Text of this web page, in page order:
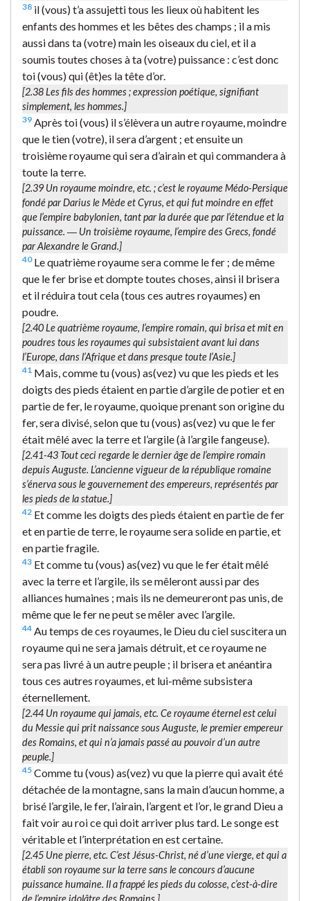
38 il (vous) t’a assujetti tous les lieux où habitent les
enfants des hommes et les bêtes des champs ; il a mis
aussi dans ta (votre) main les oiseaux du ciel, et il a
soumis toutes choses à ta (votre) puissance : c’est donc
toi (vous) qui (êt)es la tête d’or.
[2.38Les fils des hommes; expression poétique, signifiant
simplement, les hommes.]
39 Après toi (vous) il s’élèvera un autre royaume, moindre
que le tien (votre), il sera d’argent ; et ensuite un
troisième royaume qui sera d’airain et qui commandera à
toute la terre.
[2.39Un royaume moindre, etc. ; c’est le royaume Médo-Persique
fondé par Darius le Mède et Cyrus, et qui fut moindre en effet
que l’empire babylonien, tant par la durée que par l’étendue et la
puissance. ― Un troisièmeroyaume, l’empire des Grecs, fondé
par Alexandre le Grand.]
40Le quatrième royaume sera comme le fer ; de même
que le fer brise et dompte toutes choses, ainsi il brisera
et il réduira tout cela (tous ces autres royaumes) en
poudre.
[2.40Le quatrième royaume, l’empire romain, qui brisa et mit en
poudres tous les royaumes qui subsistaient avant lui dans
l’Europe, dans l’Afrique et dans presque toute l’Asie.]
41 Mais, comme tu (vous) as(vez) vu que les pieds et les
doigts des pieds étaient en partie d’argile de potier et en
partie de fer, le royaume, quoique prenant son origine du
fer, sera divisé, selon que tu (vous) as(vez) vu que le fer
était mêlé avec la terre et l’argile (à l’argile fangeuse).
[2.41-43 Tout ceci regarde le dernier âge de l’empire romain
depuis Auguste. L’ancienne vigueur de la république romaine
s’énerva sous le gouvernement des empereurs, représentés par
les pieds de la statue.]
42 Et comme les doigts des pieds étaient en partie de fer
et en partie de terre, le royaume sera solide en partie, et
en partie fragile.
43 Et comme tu (vous) as(vez) vu que le fer était mêlé
avec la terre et l’argile, ils se mêleront aussi par des
alliances humaines ; mais ils ne demeureront pas unis, de
même que le fer ne peut se mêler avec l’argile.
44 Au temps de ces royaumes, le Dieu du ciel suscitera un
royaume qui ne sera jamais détruit, et ce royaume ne
sera pas livré à un autre peuple ; il brisera et anéantira
tous ces autres royaumes, et lui-même subsistera
éternellement.
[2.44 Un royaume qui jamais, etc. Ce royaume éternel est celui
du Messie qui prit naissance sous Auguste, le premier empereur
des Romains, et qui n’a jamais passé au pouvoir d’un autre
peuple.]
45 Comme tu (vous) as(vez) vu que la pierre qui avait été
détachée de la montagne, sans la main d’aucun homme, a
brisé l’argile, le fer, l’airain, l’argent et l’or, le grand Dieu a
fait voir au roi ce qui doit arriver plus tard. Le songe est
véritable et l’interprétation en est certaine.
[2.45 Une pierre, etc. C’est Jésus-Christ, né d’une vierge, et qui a
établi son royaume sur la terre sans le concours d’aucune
puissance humaine. Il a frappé les pieds du colosse, c’est-à-dire
de l’empire idolâtre des Romains.]